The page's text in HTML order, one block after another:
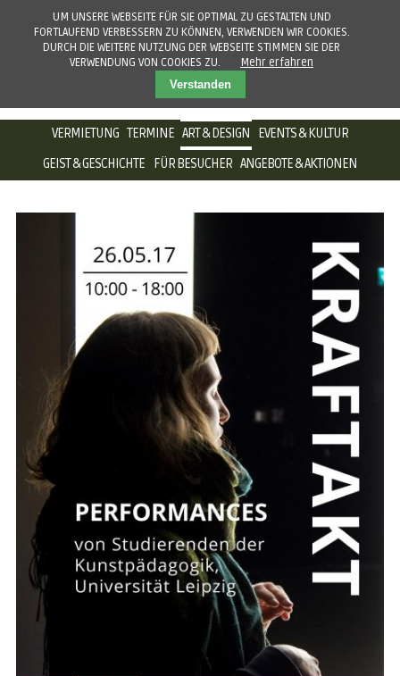
NAVIGATION
ÜBERSPRINGEN
VERMIETUNG TERMINE ART & DESIGN
EVENTS & KULTUR
GEIST & GESCHICHTE
FÜR BESUCHER ANGEBOTE & AKTIONEN
UM UNSERE WEBSEITE FÜR SIE OPTIMAL ZU GESTALTEN UND
FORTLAUFEND VERBESSERN ZU KÖNNEN, VERWENDEN WIR COOKIES.
DURCH DIE WEITERE NUTZUNG DER WEBSEITE STIMMEN SIE DER
VERWENDUNG VON COOKIES ZU.
Mehr erfahren
Verstanden